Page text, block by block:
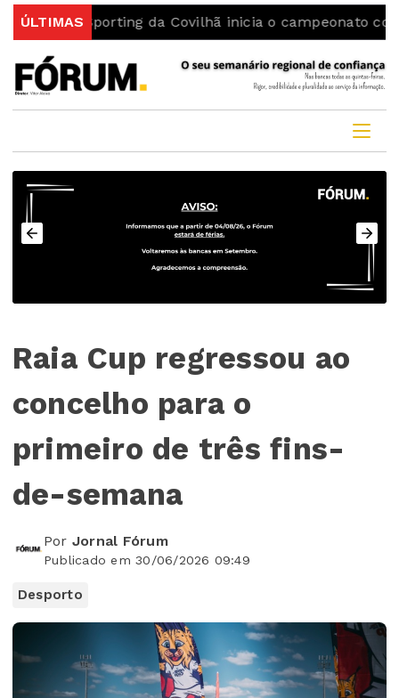
ÚLTIMAS
Sporting da Covilhã inicia o campeonato com uma
Raia Cup regressou ao
concelho para o
primeiro de três fins-
de-semana
Por Jornal Fórum
Publicado em 30/06/2026 09:49
Desporto